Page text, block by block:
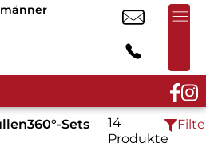
360°-Sets
14
Produkte